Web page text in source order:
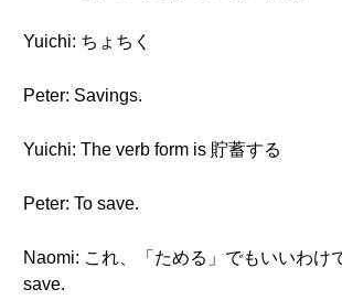
Yuichi: ちょちく
Peter: Savings.
Yuichi: The verb form is 貯蓄する
Peter: To save.
Naomi: これ、「ためる」でもいいわけ
save.